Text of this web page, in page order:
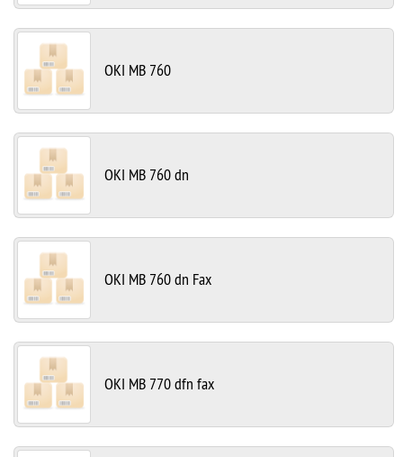
OKI MB 760
OKI MB 760 dn
OKI MB 760 dn Fax
OKI MB 770 dfn fax